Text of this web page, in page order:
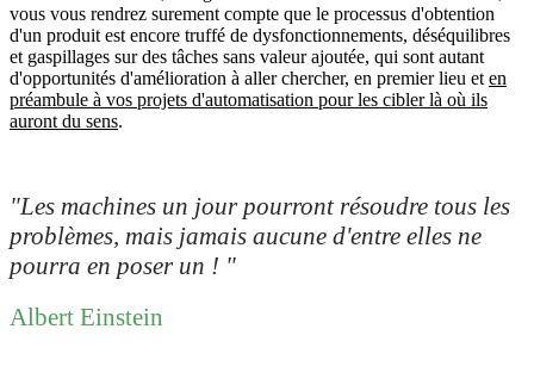
vous vous rendrez surement compte que le processus d'obtention
d'un produit est encore truffé de dysfonctionnements, déséquilibres
et gaspillages sur des tâches sans valeur ajoutée, qui sont autant
d'opportunités d'amélioration à aller chercher, en premier lieu et en
préambule à vos projets d'automatisation pour les cibler là où ils
auront du sens.
"Les machines un jour pourront résoudre tous les
problèmes, mais jamais aucune d'entre elles ne
pourra en poser un ! "
Albert Einstein